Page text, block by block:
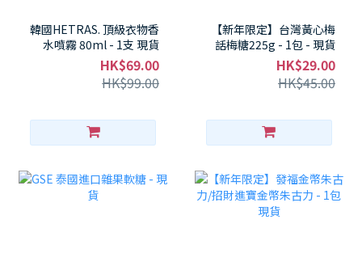
韓國HETRAS. 頂級衣物香
水噴霧 80ml - 1支 現貨
HK$69.00
HK$99.00
【新年限定】台灣黃心梅
話梅糖225g - 1包 - 現貨
HK$29.00
HK$45.00